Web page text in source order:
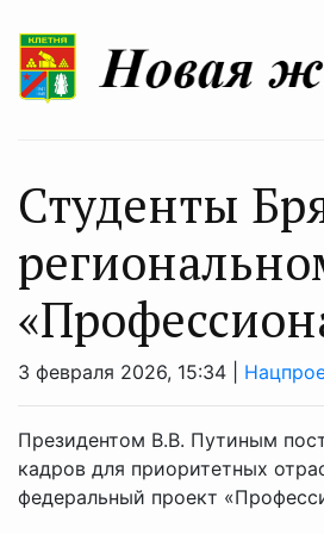
Студенты
3 февраля 2026, 15:34 |
Президентом В.В. Путиным
кадров для приоритетных
федеральный проект